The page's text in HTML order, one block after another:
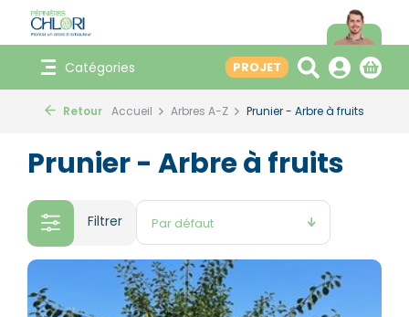
Catégories PROJET
Retour Accueil Arbres A-Z Prunier - Arbre à fruits
Prunier - Arbre à fruits
Filtrer